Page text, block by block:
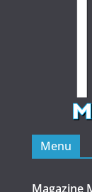
Menu
Magazine